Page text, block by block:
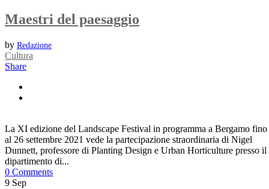
Maestri del paesaggio
by Redazione
Cultura
Share
La XI edizione del Landscape Festival in programma a Bergamo fino
al 26 settembre 2021 vede la partecipazione straordinaria di Nigel
Dunnett, professore di Planting Design e Urban Horticulture presso il
dipartimento di...
0 Comments
9 Sep